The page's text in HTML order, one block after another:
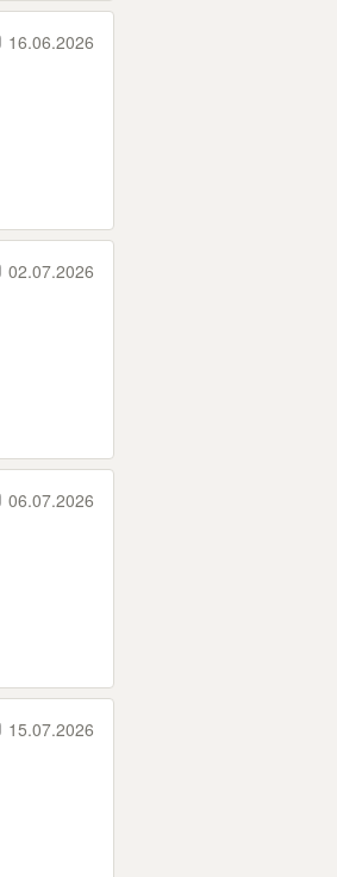
16.06.2026
02.07.2026
06.07.2026
15.07.2026